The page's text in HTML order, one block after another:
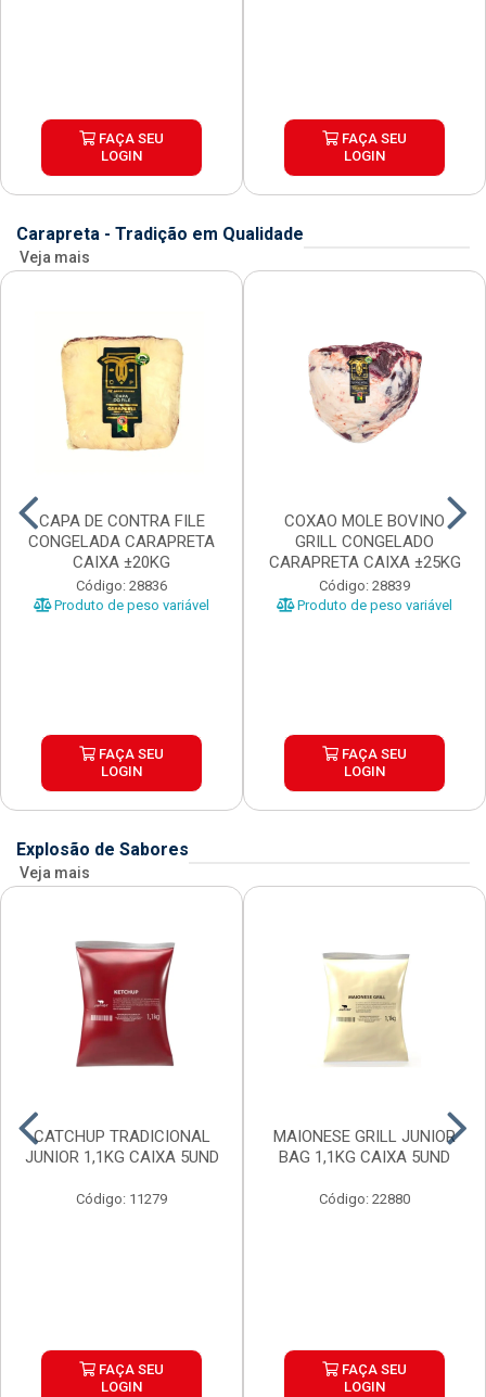
FAÇA SEU
LOGIN
FAÇA SEU
LOGIN
Carapreta - Tradição em Qualidade
Veja mais
CAPA DE CONTRA FILE
CONGELADA CARAPRETA
CAIXA ±20KG
Código: 28836
Produto de peso variável
FAÇA SEU
LOGIN
COXAO MOLE BOVINO
GRILL CONGELADO
CARAPRETA CAIXA ±25KG
Código: 28839
Produto de peso variável
FAÇA SEU
LOGIN
Explosão de Sabores
Veja mais
CATCHUP TRADICIONAL
JUNIOR 1,1KG CAIXA 5UND
Código: 11279
FAÇA SEU
LOGIN
MAIONESE GRILL JUNIOR
BAG 1,1KG CAIXA 5UND
Código: 22880
FAÇA SEU
LOGIN